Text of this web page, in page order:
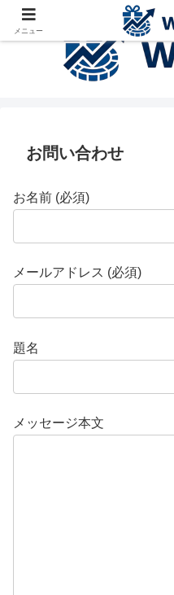
お問い合わせ
お名前 (必須)
メールアドレス (必須)
題名
メッセージ本文
メニュー